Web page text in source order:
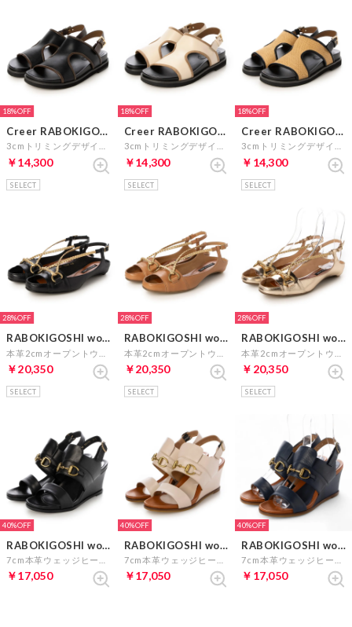
18%
Creer RABOKIGOSHI
￥14,300
SELECT
18%
Creer RABOKIGOSHI
￥14,300
SELECT
18%
Creer RABOKIGOSHI
￥14,300
SELECT
28%
RABOKIGOSHI works
￥20,350
SELECT
28%
RABOKIGOSHI works
￥20,350
SELECT
28%
RABOKIGOSHI works
￥20,350
SELECT
40%
RABOKIGOSHI works
￥17,050
40%
RABOKIGOSHI works
￥17,050
40%
RABOKIGOSHI works
￥17,050